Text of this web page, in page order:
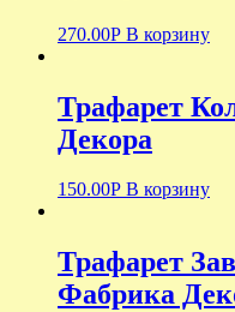
270.00Р В корзину
Трафарет
Декора
150.00Р В корзину
Трафарет
Фабрика